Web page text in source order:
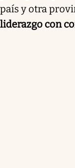
país y otra
liderazgo con